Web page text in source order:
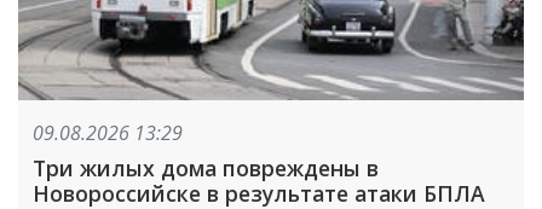
09.08.2026 13:29
Три жилых дома повреждены в
Новороссийске в результате атаки БПЛА